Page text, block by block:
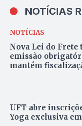
NOTÍCIAS
NOTÍCIAS
Nova Lei do
emissão
mantém
UFT abre
Yoga exclusiva